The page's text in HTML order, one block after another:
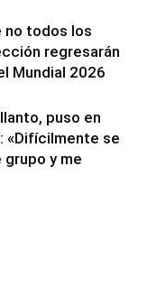
no todos los
regresarán
Mundial 2026
puso en
«Difícilmente se
y me